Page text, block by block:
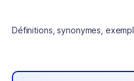
Définitions, synonymes,